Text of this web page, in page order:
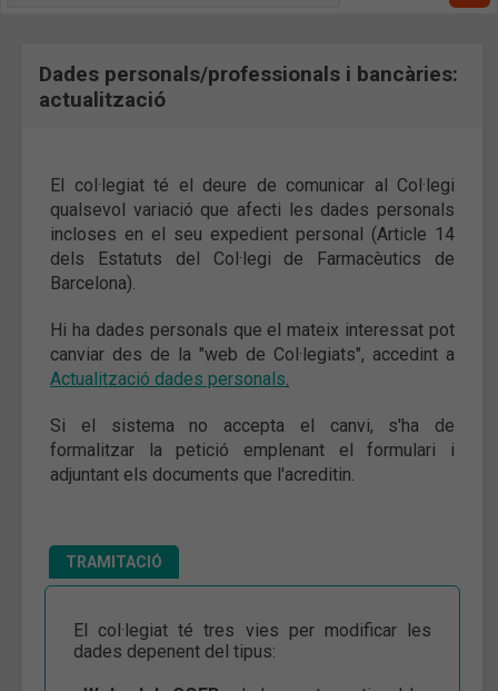
Dades personals/professionals i bancàries:
actualització
El col·legiat té el deure de comunicar al Col·legi
qualsevol variació que afecti les dades personals
incloses en el seu expedient personal (Article 14
dels Estatuts del Col·legi de Farmacèutics de
Barcelona).
Hi ha dades personals que el mateix interessat pot
canviar des de la "web de Col·legiats", accedint a
Actualització dades personals.
Si el sistema no accepta el canvi, s'ha de
formalitzar la petició emplenant el formulari i
adjuntant els documents que l'acreditin.
TRAMITACIÓ
El col·legiat té tres vies per modificar les
dades depenent del tipus: